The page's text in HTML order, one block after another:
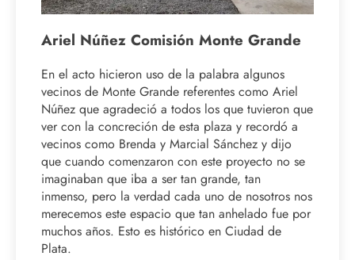
Ariel Núñez Comisión Monte Grande
En el acto hicieron uso de la palabra algunos
vecinos de Monte Grande referentes como Ariel
Núñez que agradeció a todos los que tuvieron que
ver con la concreción de esta plaza y recordó a
vecinos como Brenda y Marcial Sánchez y dijo
que cuando comenzaron con este proyecto no se
imaginaban que iba a ser tan grande, tan
inmenso, pero la verdad cada uno de nosotros nos
merecemos este espacio que tan anhelado fue por
muchos años. Esto es histórico en Ciudad de
Plata.